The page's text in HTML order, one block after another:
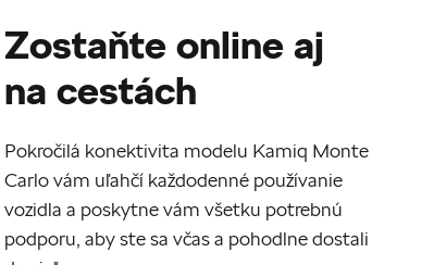
Zostaňte online aj
na cestách
Pokročilá konektivita modelu Kamiq Monte
Carlo vám uľahčí každodenné používanie
vozidla a poskytne vám všetku potrebnú
podporu, aby ste sa včas a pohodlne dostali